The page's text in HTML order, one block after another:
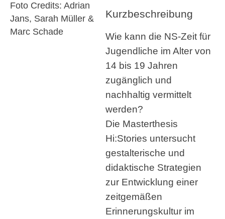
Foto Credits: Adrian
Jans, Sarah Müller &
Marc Schade
Kurzbeschreibung
Wie kann die NS-Zeit für
Jugendliche im Alter von
14 bis 19 Jahren
zugänglich und
nachhaltig vermittelt
werden?
Die Masterthesis
Hi:Stories untersucht
gestalterische und
didaktische Strategien
zur Entwicklung einer
zeitgemäßen
Erinnerungskultur im